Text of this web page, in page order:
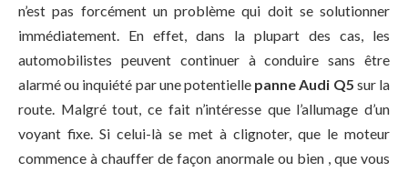
n’est pas forcément un problème qui doit se solutionner
immédiatement. En effet, dans la plupart des cas, les
automobilistes peuvent continuer à conduire sans être
alarmé ou inquiété par une potentielle panne Audi Q5 sur la
route. Malgré tout, ce fait n’intéresse que l’allumage d’un
voyant fixe. Si celui-là se met à clignoter, que le moteur
commence à chauffer de façon anormale ou bien , que vous